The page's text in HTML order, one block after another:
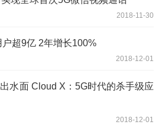
2018-11-30
超9亿 2年增长100%
2018-12-01
水面 Cloud X：5G时代的杀手级应
2018-12-01